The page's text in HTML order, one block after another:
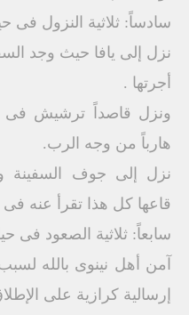
سادساً: ثلاثية النزول فى
نزل إلى يافا حيث وجد
أجرتها .
ونزل قاصداً ترشيش فى
هارباً من وجه الرب.
نزل إلى جوف السفينة
قاعها كل هذا تقرأ عنه فى (
سابعاً: ثلاثية الصعود فى
آمن أهل نينوى بالله
إرسالية كرازية على